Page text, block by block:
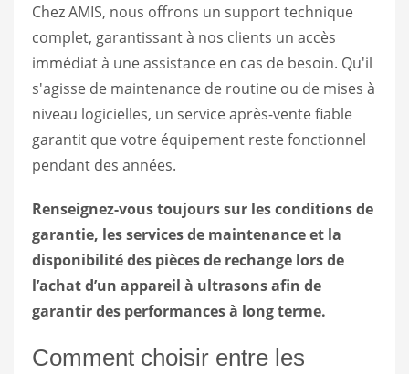
Chez AMIS, nous offrons un support technique
complet, garantissant à nos clients un accès
immédiat à une assistance en cas de besoin. Qu'il
s'agisse de maintenance de routine ou de mises à
niveau logicielles, un service après-vente fiable
garantit que votre équipement reste fonctionnel
pendant des années.
Renseignez-vous toujours sur les conditions de
garantie, les services de maintenance et la
disponibilité des pièces de rechange lors de
l’achat d’un appareil à ultrasons afin de
garantir des performances à long terme.
Comment choisir entre les